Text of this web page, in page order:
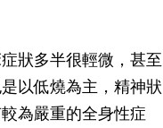
狀多半很輕微，甚至
以低燒為主，精神狀
為嚴重的全身性症